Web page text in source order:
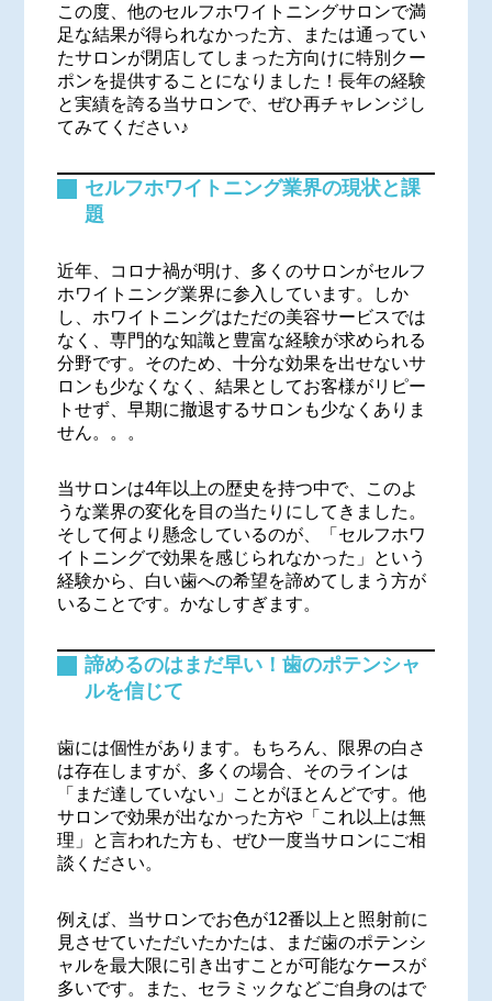
この度、他のセルフホワイトニングサロンで満
足な結果が得られなかった方、または通ってい
たサロンが閉店してしまった方向けに特別クー
ポンを提供することになりました！長年の経験
と実績を誇る当サロンで、ぜひ再チャレンジし
てみてください♪
セルフホワイトニング業界の現状と課
題
近年、コロナ禍が明け、多くのサロンがセルフ
ホワイトニング業界に参入しています。しか
し、ホワイトニングはただの美容サービスでは
なく、専門的な知識と豊富な経験が求められる
分野です。そのため、十分な効果を出せないサ
ロンも少なくなく、結果としてお客様がリピー
トせず、早期に撤退するサロンも少なくありま
せん。。。
当サロンは4年以上の歴史を持つ中で、このよ
うな業界の変化を目の当たりにしてきました。
そして何より懸念しているのが、「セルフホワ
イトニングで効果を感じられなかった」という
経験から、白い歯への希望を諦めてしまう方が
いることです。かなしすぎます。
諦めるのはまだ早い！歯のポテンシャ
ルを信じて
歯には個性があります。もちろん、限界の白さ
は存在しますが、多くの場合、そのラインは
「まだ達していない」ことがほとんどです。他
サロンで効果が出なかった方や「これ以上は無
理」と言われた方も、ぜひ一度当サロンにご相
談ください。
例えば、当サロンでお色が12番以上と照射前に
見させていただいたかたは、まだ歯のポテンシ
ャルを最大限に引き出すことが可能なケースが
多いです。また、セラミックなどご自身のはで